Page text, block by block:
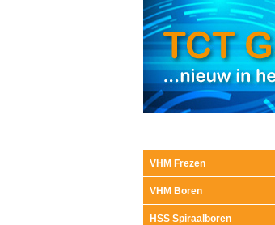
VHM Frezen
VHM Boren
HSS Spiraalboren